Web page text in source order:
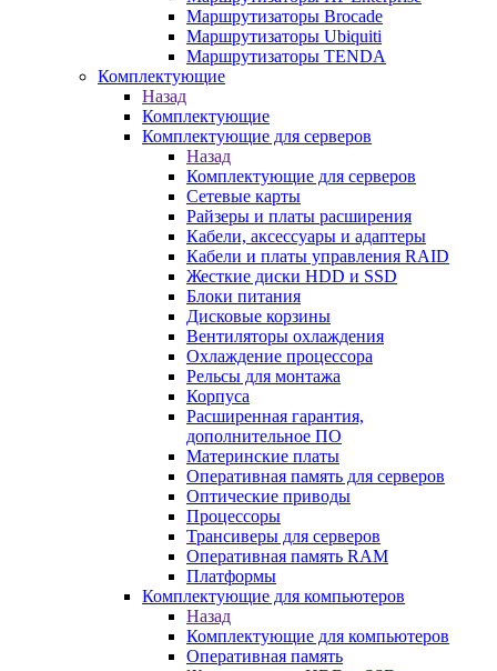
Маршрутизаторы Brocade
Маршрутизаторы Ubiquiti
Маршрутизаторы TENDA
Комплектующие
Назад
Комплектующие
Комплектующие для серверов
Назад
Комплектующие для серверов
Сетевые карты
Райзеры и платы расширения
Кабели, аксессуары и адаптеры
Кабели и платы управления RAID
Жесткие диски HDD и SSD
Блоки питания
Дисковые корзины
Вентиляторы охлаждения
Охлаждение процессора
Рельсы для монтажа
Корпуса
Расширенная гарантия,
дополнительное ПО
Материнские платы
Оперативная память для серверов
Оптические приводы
Процессоры
Трансиверы для серверов
Оперативная память RAM
Платформы
Комплектующие для компьютеров
Назад
Комплектующие для компьютеров
Оперативная память